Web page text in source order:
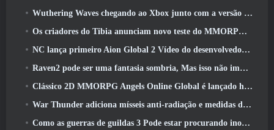
Wuthering Waves chegando ao Xbox junto com a versão 3.5 Atualizar
Os criadores do Tibia anunciam novo teste do MMORPG de zumbis da velha escola, Persistir on-line
NC lança primeiro Aion Global 2 Vídeo do desenvolvedor, Compartilhando detalhes sobre o jogo
Raven2 pode ser uma fantasia sombria, Mas isso não impede a diversão do verão
Clássico 2D MMORPG Angels Online Global é lançado hoje
War Thunder adiciona mísseis anti-radiação e medidas de suporte eletrônico na atualização da cavalaria pesada
Como as guerras de guildas 3 Pode estar procurando inovar no espaço MMO